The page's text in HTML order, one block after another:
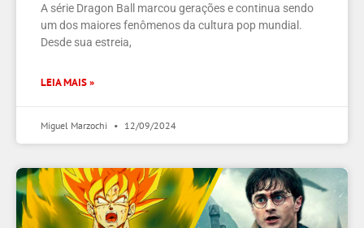
A série Dragon Ball marcou gerações e continua sendo
um dos maiores fenômenos da cultura pop mundial.
Desde sua estreia,
LEIA MAIS »
Miguel Marzochi 12/09/2024